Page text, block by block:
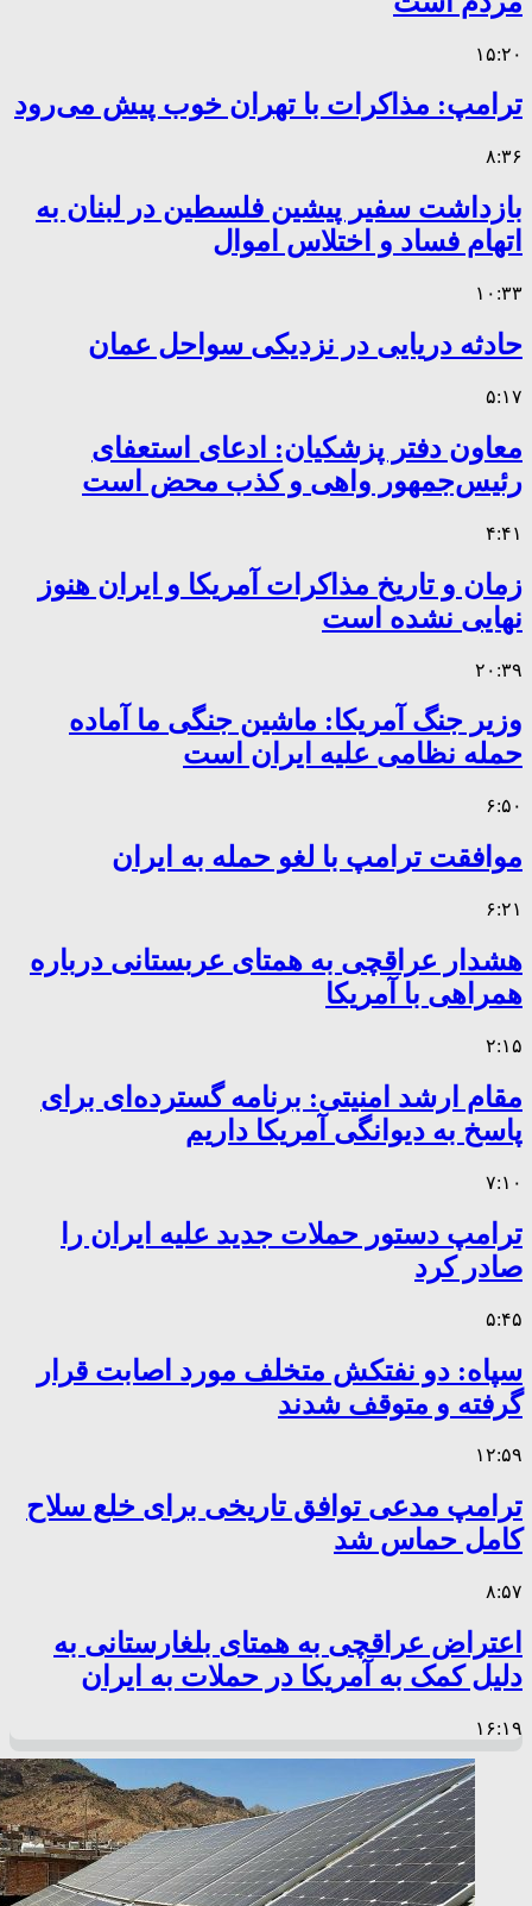
۱۵:۲۰
ترامپ: مذاکرات با تهران خوب پیش می‌رود
۸:۳۶
بازداشت سفیر پیشین فلسطین در لبنان به
اتهام فساد و اختلاس اموال
۱۰:۳۳
حادثه دریایی در نزدیکی سواحل عمان
۵:۱۷
معاون دفتر پزشکیان: ادعای استعفای
رئیس‌جمهور واهی و کذب محض است
۴:۴۱
زمان و تاریخ مذاکرات آمریکا و ایران هنوز
نهایی نشده است
۲۰:۳۹
وزیر جنگ آمریکا: ماشین جنگی ما آماده
حمله نظامی علیه ایران است
۶:۵۰
موافقت ترامپ با لغو حمله به ایران
۶:۲۱
هشدار عراقچی به همتای عربستانی درباره
همراهی با آمریکا
۲:۱۵
مقام ارشد امنیتی: برنامه گسترده‌ای برای
پاسخ به دیوانگی آمریکا داریم
۷:۱۰
ترامپ دستور حملات جدید علیه ایران را
صادر کرد
۵:۴۵
سپاه: دو نفتکش متخلف مورد اصابت قرار
گرفته و متوقف شدند
۱۲:۵۹
ترامپ مدعی توافق تاریخی برای خلع سلاح
کامل حماس شد
۸:۵۷
اعتراض عراقچی به همتای بلغارستانی به
دلیل کمک به آمریکا در حملات به ایران
۱۶:۱۹